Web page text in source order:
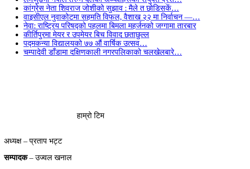
कांग्रेस नेता शिवराज जोशीको सुझाव : मैले त छोडिसकें…
वाइसीएल नुवाकोटमा सहमति विफल, वैशाख २२ मा निर्वाचन —…
नेवा: राष्ट्रिय परिषद्को पहलमा बिमला महर्जनको जग्गामा तारबार
कीर्तिपुरमा मेयर र उपमेयर बिच विवाद छताछुल्ल
पद्मकन्या विद्यालयको ७७ औं ‌‌वार्षिक ‌उत्सव…
चम्पादेवी डाँडामा दक्षिणकाली नगरपलिकाको चलखेलबारे…
हाम्रो टिम
अध्यक्ष – प्रताप भट्ट
सम्पादक– उज्वल खनाल